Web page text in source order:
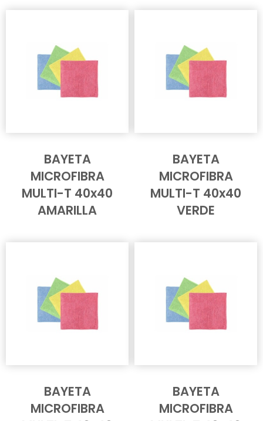
BAYETA
MICROFIBRA
MULTI-T 40x40
AMARILLA
BAYETA
MICROFIBRA
MULTI-T 40x40
VERDE
BAYETA
MICROFIBRA
BAYETA
MICROFIBRA